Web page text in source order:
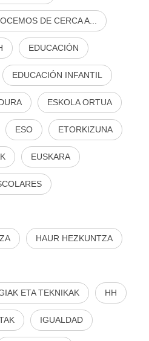
DE CERCA A...
EDUCACIÓN
EDUCACIÓN INFANTIL
ESKOLA ORTUA
ESO ETORKIZUNA
EUSKARA
HAUR HEZKUNTZA
ETA TEKNIKAK HH
IGUALDAD